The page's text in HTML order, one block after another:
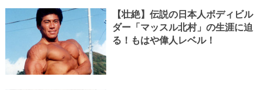
【壮絶】伝説の日本人ボディビル
ダー「マッスル北村」の生涯に迫
る！もはや偉人レベル！